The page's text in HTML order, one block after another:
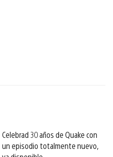
Celebrad 30 años de Quake con
un episodio totalmente nuevo,